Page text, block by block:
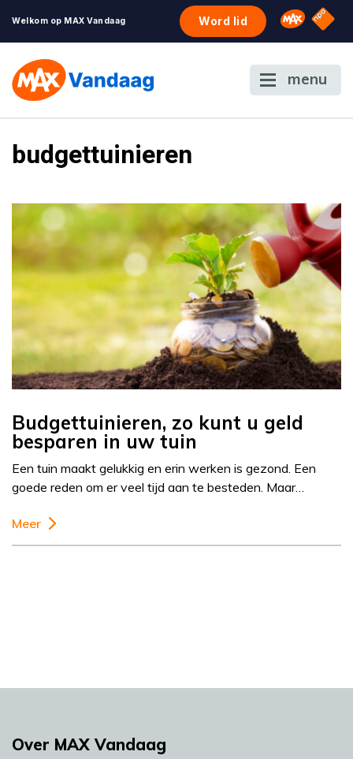
Welkom op MAX Vandaag Word lid Omroep
NPO
menu
budgettuinieren
Budgettuinieren, zo kunt u geld
besparen in uw tuin
Een tuin maakt gelukkig en erin werken is gezond. Een
goede reden om er veel tijd aan te besteden. Maar…
Meer
Over MAX Vandaag